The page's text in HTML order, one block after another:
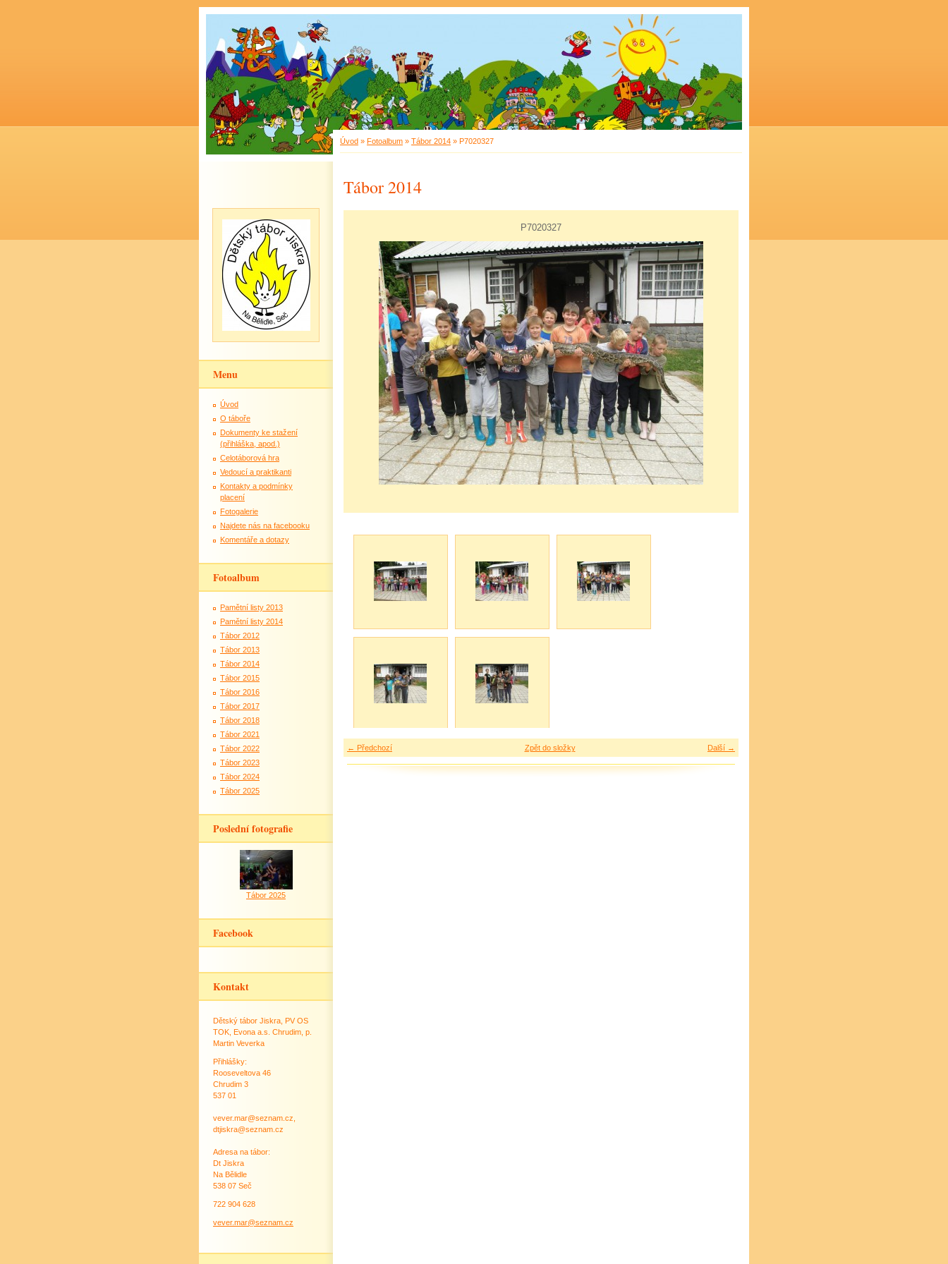
Úvod » Fotoalbum » Tábor 2014 » P7020327
Tábor 2014
P7020327
← Předchozí Další →
Zpět do složky
Menu
Úvod
O táboře
Dokumenty ke stažení
(přihláška, apod.)
Celotáborová hra
Vedoucí a praktikanti
Kontakty a podmínky
placení
Fotogalerie
Najdete nás na facebooku
Komentáře a dotazy
Fotoalbum
Pamětní listy 2013
Pamětní listy 2014
Tábor 2012
Tábor 2013
Tábor 2014
Tábor 2015
Tábor 2016
Tábor 2017
Tábor 2018
Tábor 2021
Tábor 2022
Tábor 2023
Tábor 2024
Tábor 2025
Poslední fotografie
Tábor 2025
Facebook
Kontakt
Dětský tábor Jiskra, PV OS
TOK, Evona a.s. Chrudim, p.
Martin Veverka
Přihlášky:
Rooseveltova 46
Chrudim 3
537 01
vever.mar@seznam.cz,
dtjiskra@seznam.cz
Adresa na tábor:
Dt Jiskra
Na Bělidle
538 07 Seč
722 904 628
vever.mar@seznam.cz